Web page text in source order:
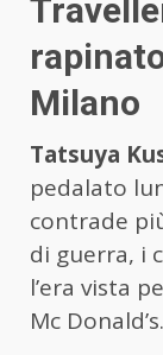
Milano
Tatsuya
pedalato
contrade
di guerra, i
l’era vista
Mc Donald’s.